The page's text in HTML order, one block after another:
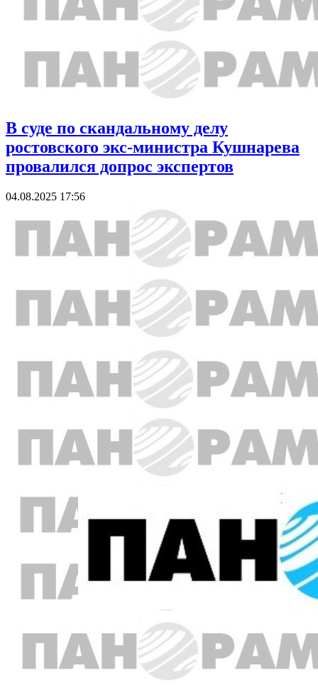
В суде по скандальному делу
ростовского экс-министра Кушнарева
провалился допрос экспертов
04.08.2025 17:56